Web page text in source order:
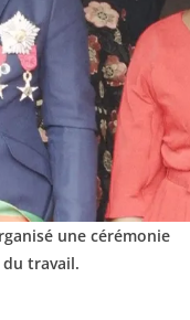
une cérémonie
du travail.